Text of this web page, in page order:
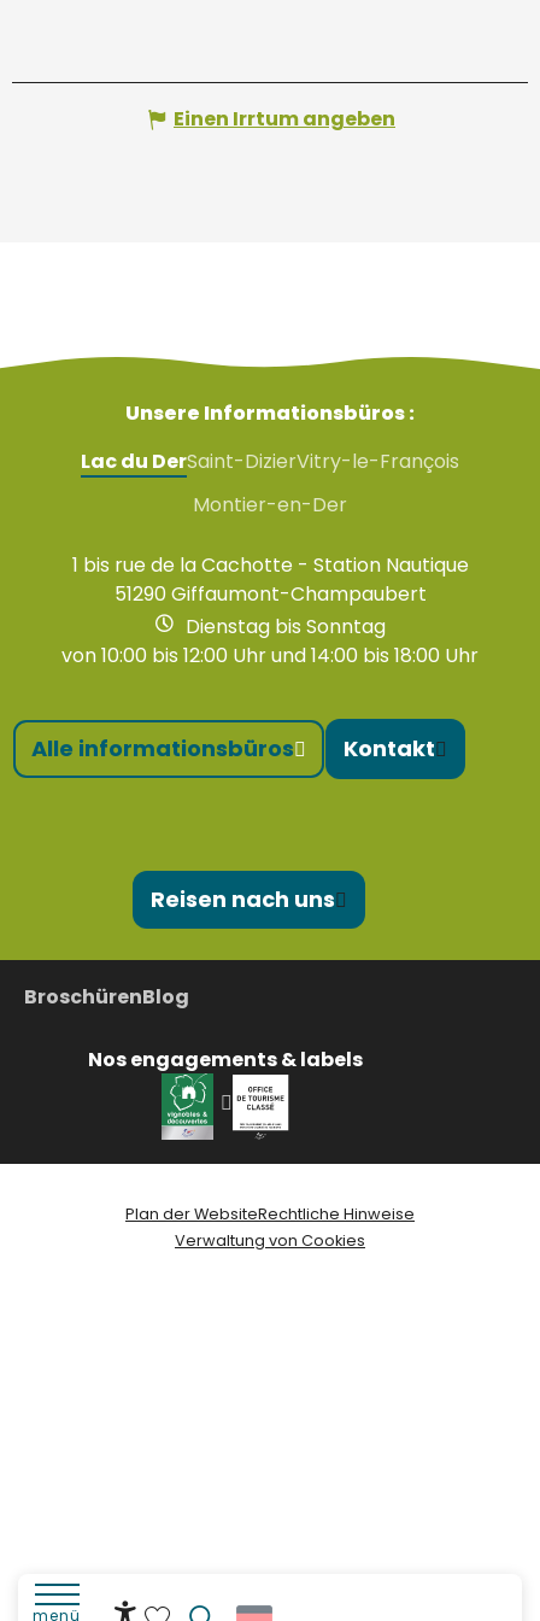
menü
Einen Irrtum angeben
Unsere Informationsbüros :
Lac du DerSaint-DizierVitry-le-François
Montier-en-Der
1 bis rue de la Cachotte - Station Nautique
51290 Giffaumont-Champaubert
Dienstag bis Sonntag
von 10:00 bis 12:00 Uhr und 14:00 bis 18:00 Uhr
Alle informationsbüros Kontakt
Reisen nach uns
BroschürenBlog
Nos engagements & labels
Plan der WebsiteRechtliche Hinweise
Verwaltung von Cookies